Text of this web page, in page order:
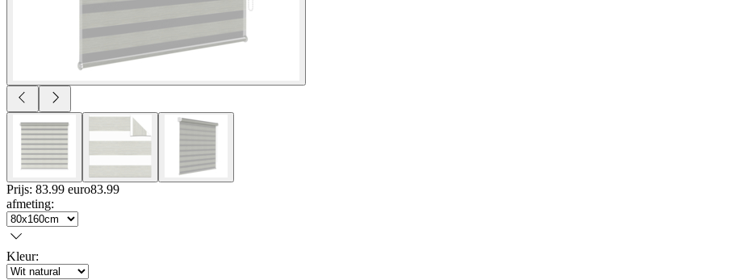
Prijs: 83.99 euro83.99
afmeting:
Kleur: